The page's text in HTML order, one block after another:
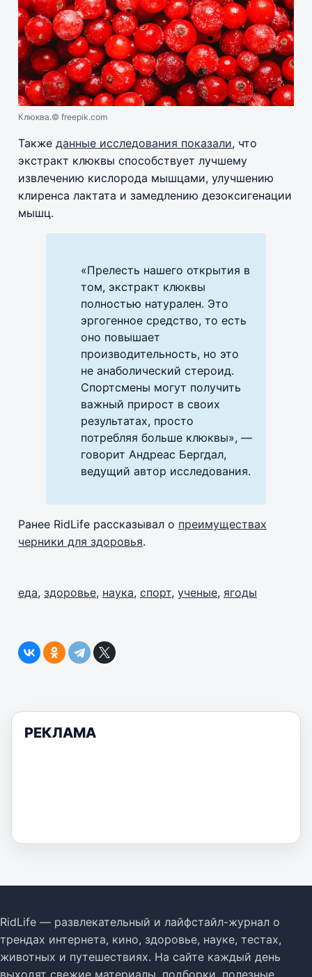
Клюква.© freepik.com
Также данные исследования показали, что
экстракт клюквы способствует лучшему
извлечению кислорода мышцами, улучшению
клиренса лактата и замедлению дезоксигенации
мышц.
«Прелесть нашего открытия в
том, экстракт клюквы
полностью натурален. Это
эргогенное средство, то есть
оно повышает
производительность, но это
не анаболический стероид.
Спортсмены могут получить
важный прирост в своих
результатах, просто
потребляя больше клюквы», —
говорит Андреас Бергдал,
ведущий автор исследования.
Ранее RidLife рассказывал о преимуществах
черники для здоровья.
еда, здоровье, наука, спорт, ученые, ягоды
РЕКЛАМА
RidLife — развлекательный и лайфстайл-журнал о
трендах интернета, кино, здоровье, науке, тестах,
животных и путешествиях. На сайте каждый день